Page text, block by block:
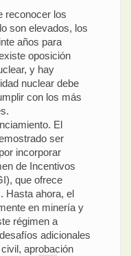
reconocer los
son elevados, los
años para
oposición
y hay
nuclear debe
con los más
El
ser
incorporar
de Incentivos
que ofrece
Hasta ahora, el
en minería y
régimen a
adicionales
aprobación